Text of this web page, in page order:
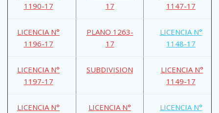
1190-17
17
1147-17
LICENCIA N°
1196-17
PLANO 1263-
17
LICENCIA N°
1148-17
LICENCIA N°
1197-17
SUBDIVISION
LICENCIA N°
1149-17
LICENCIA N°
LICENCIA N°
LICENCIA N°